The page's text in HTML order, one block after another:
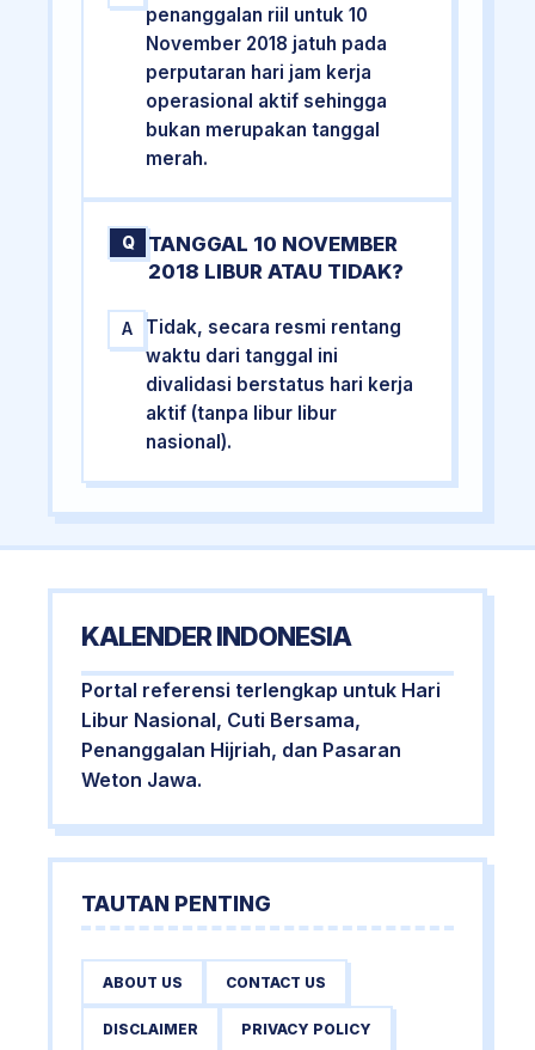
penanggalan riil untuk 10
November 2018 jatuh pada
perputaran hari jam kerja
operasional aktif sehingga
bukan merupakan tanggal
merah.
Q
TANGGAL 10 NOVEMBER
2018 LIBUR ATAU TIDAK?
A
Tidak, secara resmi rentang
waktu dari tanggal ini
divalidasi berstatus hari kerja
aktif (tanpa libur libur
nasional).
KALENDER INDONESIA
Portal referensi terlengkap untuk Hari
Libur Nasional, Cuti Bersama,
Penanggalan Hijriah, dan Pasaran
Weton Jawa.
TAUTAN PENTING
ABOUT US CONTACT US
DISCLAIMER PRIVACY POLICY